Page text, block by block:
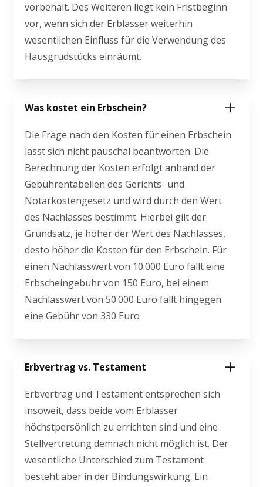
vorbehält. Des Weiteren liegt kein Fristbeginn
vor, wenn sich der Erblasser weiterhin
wesentlichen Einfluss für die Verwendung des
Hausgrudstücks einräumt.
Was kostet ein Erbschein?
Die Frage nach den Kosten für einen Erbschein
lässt sich nicht pauschal beantworten. Die
Berechnung der Kosten erfolgt anhand der
Gebührentabellen des Gerichts- und
Notarkostengesetz und wird durch den Wert
des Nachlasses bestimmt. Hierbei gilt der
Grundsatz, je höher der Wert des Nachlasses,
desto höher die Kosten für den Erbschein. Für
einen Nachlasswert von 10.000 Euro fällt eine
Erbscheingebühr von 150 Euro, bei einem
Nachlasswert von 50.000 Euro fällt hingegen
eine Gebühr von 330 Euro
Erbvertrag vs. Testament
Erbvertrag und Testament entsprechen sich
insoweit, dass beide vom Erblasser
höchstpersönlich zu errichten sind und eine
Stellvertretung demnach nicht möglich ist. Der
wesentliche Unterschied zum Testament
besteht aber in der Bindungswirkung. Ein